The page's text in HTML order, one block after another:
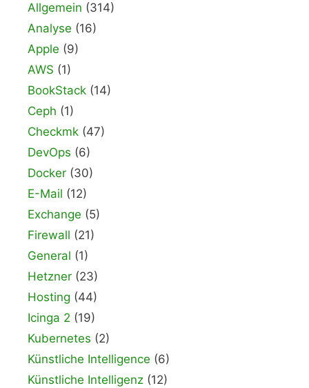
Allgemein (314)
Analyse (16)
Apple (9)
AWS (1)
BookStack (14)
Ceph (1)
Checkmk (47)
DevOps (6)
Docker (30)
E-Mail (12)
Exchange (5)
Firewall (21)
General (1)
Hetzner (23)
Hosting (44)
Icinga 2 (19)
Kubernetes (2)
Künstliche Intelligence (6)
Künstliche Intelligenz (12)